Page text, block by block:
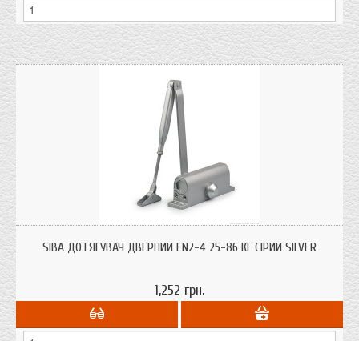
80 кг). Регулювання здійснюється завдяки зміщення дотягувача від краю
двері згідно з шаблонними відступами вказанними в інструкції к дотягувачу.
SIBA ДОТЯГУВАЧ ДВЕРНИЙ EN2-4 25-86 КГ СІРИЙ SILVER
1,252 грн.